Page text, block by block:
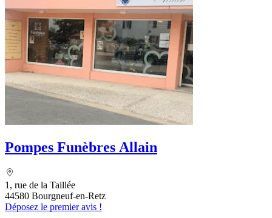
Pompes Funèbres Allain
1, rue de la Taillée
44580 Bourgneuf-en-Retz
Déposez le premier avis !